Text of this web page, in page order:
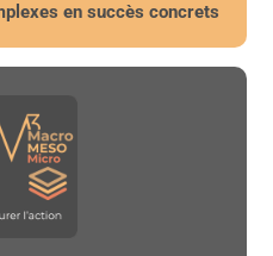
en succès concrets